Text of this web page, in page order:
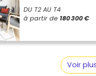
, garanties
viser et les prix
indicatives à
DU T2 AU T4
à partir de 180 300 €
Voir